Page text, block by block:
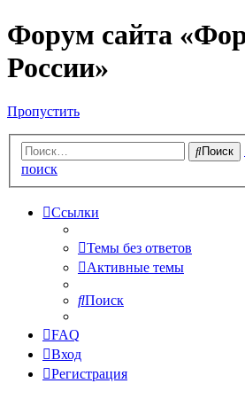
Форум сайта
России»
Пропустить
Поиск
поиск
Ссылки
Темы без ответов
Активные темы
Поиск
FAQ
Вход
Регистрация